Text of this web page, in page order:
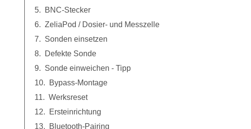
BNC-Stecker
ZeliaPod / Dosier- und Messzelle
Sonden einsetzen
Defekte Sonde
Sonde einweichen - Tipp
Bypass-Montage
Werksreset
Ersteinrichtung
Bluetooth-Pairing